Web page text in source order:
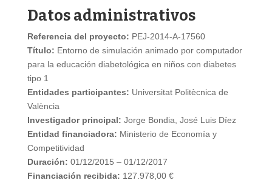
Datos administrativos
Referencia del proyecto: PEJ-2014-A-17560
Título: Entorno de simulación animado por computador
para la educación diabetológica en niños con diabetes
tipo 1
Entidades participantes: Universitat Politècnica de
València
Investigador principal: Jorge Bondia, José Luis Díez
Entidad financiadora: Ministerio de Economía y
Competitividad
Duración: 01/12/2015 – 01/12/2017
Financiación recibida: 127.978,00 €